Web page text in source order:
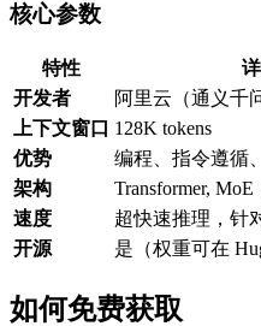
核心参数
特性
开发者
阿里云（通义千
上下文窗口 128K tokens
优势
编程、指令遵循
架构
Transformer,
速度
超快速推理，针
开源
是（权重可在
如何免费获取